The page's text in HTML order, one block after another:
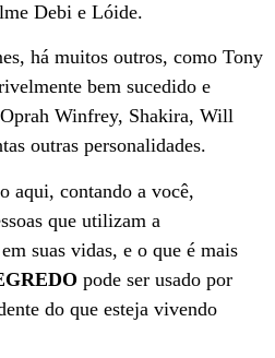
Debi e Lóide.
há muitos outros, como Tony
bem sucedido e
Winfrey, Shakira, Will
outras personalidades.
aqui, contando a você,
que utilizam a
suas vidas, e o que é mais
pode ser usado por
do que esteja vivendo